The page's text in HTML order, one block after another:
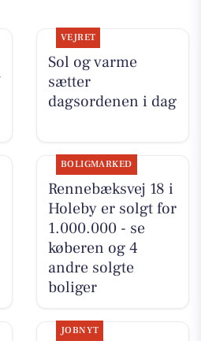
VEJRET
Sol og varme
sætter
dagsordenen i dag
BOLIGMARKED
Rennebæksvej 18 i
Holeby er solgt for
1.000.000 - se
køberen og 4
andre solgte
boliger
JOBNYT